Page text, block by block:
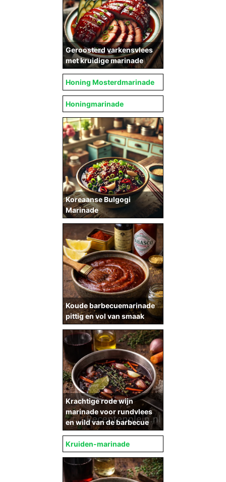
Geroosterd varkensvlees
met kruidige marinade
Honing Mosterdmarinade
Honingmarinade
Koreaanse Bulgogi
Marinade
Koude barbecuemarinade
pittig en vol van smaak
Krachtige rode wijn
marinade voor rundvlees
en wild van de barbecue
Kruiden-marinade